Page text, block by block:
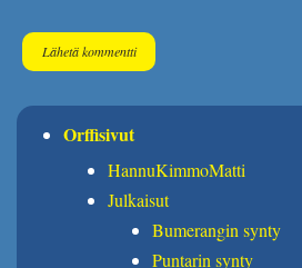
Orffisivut
HannuKimmoMatti
Julkaisut
Bumerangin synty
Puntarin synty